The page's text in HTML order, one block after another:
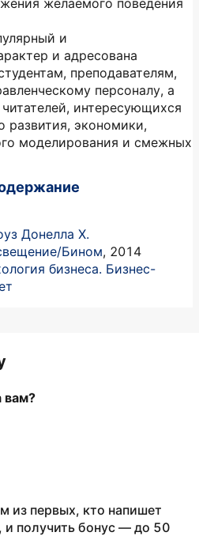
желаемого поведения
и
и адресована
преподавателям,
персоналу, а
интересующихся
развития, экономики,
моделирования и смежных
Донелла Х.
Бином, 2014
бизнеса. Бизнес-
вам?
из первых, кто напишет
и получить бонус — до 50